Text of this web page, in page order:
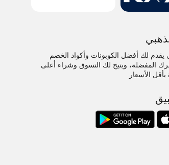
يقدم لك أفضل الكوبونات وأكواد الخصم
المفضلة، ويتيح لك التسوق وشراء أعلى
الأسعار